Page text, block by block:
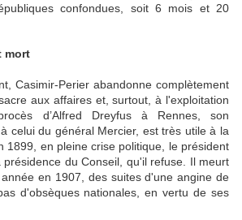
confondues, soit 6 mois et 20
mort
Casimir-Perier abandonne complètement
aux affaires et, surtout, à l'exploitation
d’Alfred Dreyfus à Rennes, son
celui du général Mercier, est très utile à la
1899, en pleine crise politique, le président
du Conseil, qu'il refuse. Il meurt
en 1907, des suites d'une angine de
d'obsèques nationales, en vertu de ses